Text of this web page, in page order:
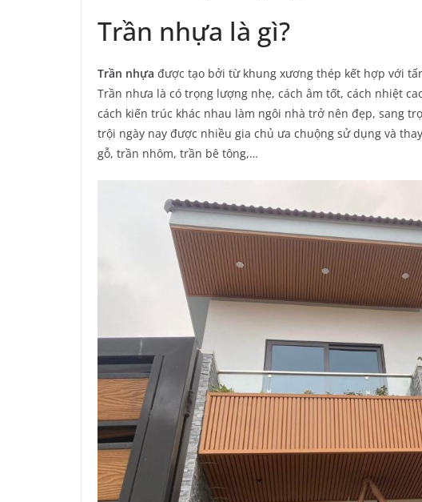
Trần nhựa là gì?
Trần nhựa được tạo bởi từ khung xương thép kết hợp với
Trần nhưa là có trọng lượng nhẹ, cách âm tốt, cách nhiệt
cách kiến trúc khác nhau làm ngôi nhà trở nên đẹp, sang
trội ngày nay được nhiều gia chủ ưa chuộng sử dụng và
gỗ, trần nhôm, trần bê tông,…